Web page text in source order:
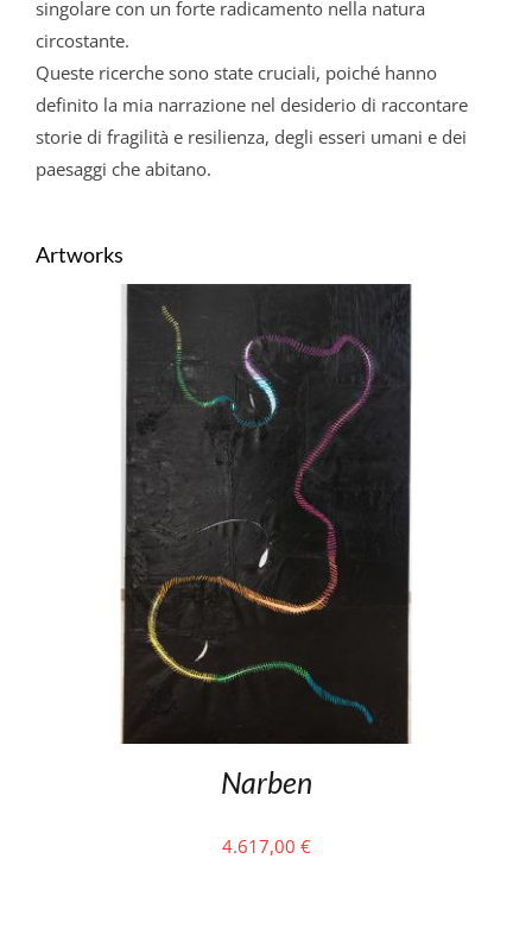
singolare con un forte radicamento nella natura
circostante.
Queste ricerche sono state cruciali, poiché hanno
definito la mia narrazione nel desiderio di raccontare
storie di fragilità e resilienza, degli esseri umani e dei
paesaggi che abitano.
Artworks
Narben
4.617,00 €